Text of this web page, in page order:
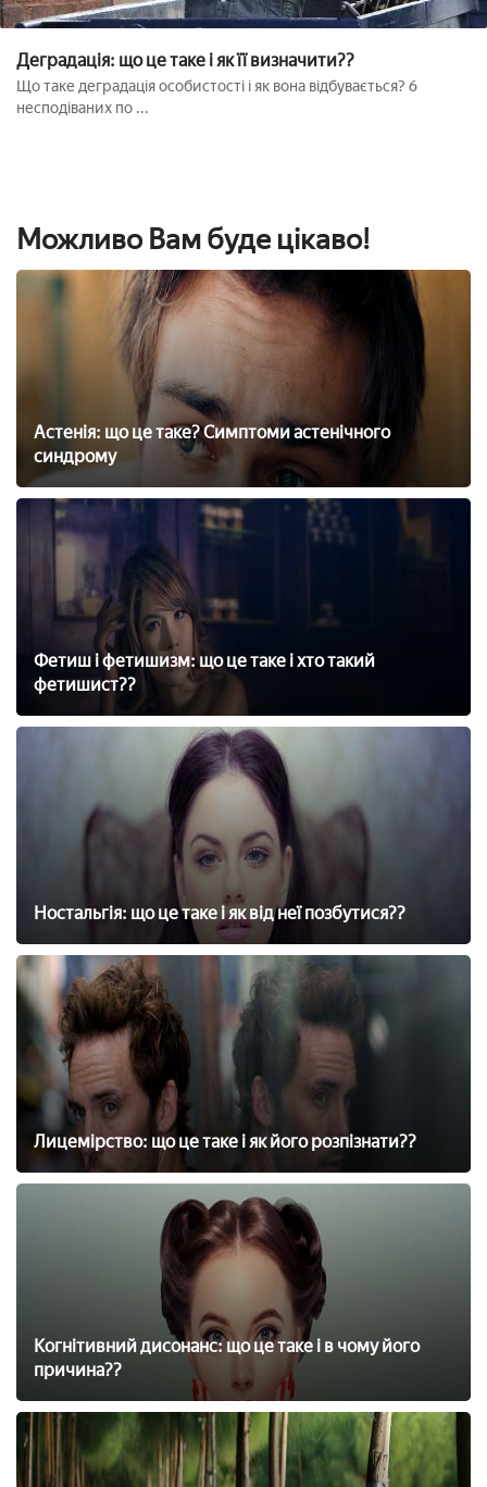
Деградація: що це таке і як її визначити??
Що таке деградація особистості і як вона відбувається? 6
несподіваних по ...
Можливо Вам буде цікаво!
Астенія: що це таке? Симптоми астенічного
синдрому
Фетиш і фетишизм: що це таке і хто такий
фетишист??
Ностальгія: що це таке і як від неї позбутися??
Лицемірство: що це таке і як його розпізнати??
Когнітивний дисонанс: що це таке і в чому його
причина??